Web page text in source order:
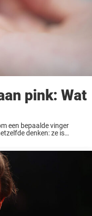
pink: Wat
een bepaalde vinger
denken: ze is